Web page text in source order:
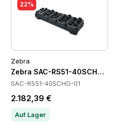
22%
Zebra
Zebra SAC-RS51-40SCHG-
SAC-RS51-40SCHG-01
2.182,39 €
Auf Lager